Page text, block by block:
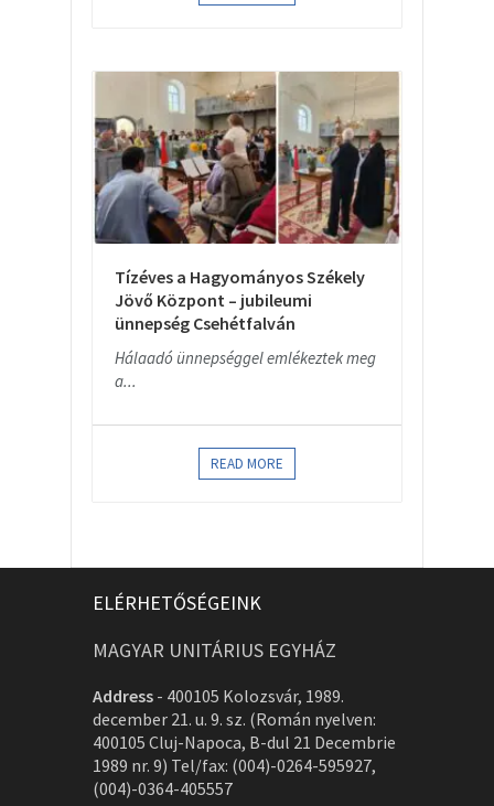
Tízéves a Hagyományos Székely
Jövő Központ – jubileumi
ünnepség Csehétfalván
Hálaadó ünnepséggel emlékeztek meg
a...
READ MORE
ELÉRHETŐSÉGEINK
MAGYAR UNITÁRIUS EGYHÁZ
Address - 400105 Kolozsvár, 1989.
december 21. u. 9. sz. (Román nyelven:
400105 Cluj-Napoca, B-dul 21 Decembrie
1989 nr. 9) Tel/fax: (004)-0264-595927,
(004)-0364-405557